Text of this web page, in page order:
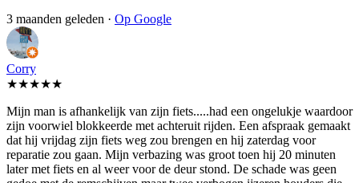
3 maanden geleden · Op Google
Corry
★★★★★
Mijn man is afhankelijk van zijn fiets.....had een ongelukje waardoor
zijn voorwiel blokkeerde met achteruit rijden. Een afspraak gemaakt
dat hij vrijdag zijn fiets weg zou brengen en hij zaterdag voor
reparatie zou gaan. Mijn verbazing was groot toen hij 20 minuten
later met fiets en al weer voor de deur stond. De schade was geen